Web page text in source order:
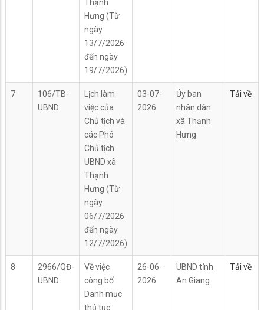
Thạnh
Hưng (Từ
ngày
13/7/2026
đến ngày
19/7/2026)
7
106/TB-
UBND
Lịch làm
việc của
Chủ tịch và
các Phó
Chủ tịch
UBND xã
Thạnh
Hưng (Từ
ngày
06/7/2026
đến ngày
12/7/2026)
03-07-
2026
Ủy ban
nhân dân
xã Thạnh
Hưng
Tải về
8
2966/QĐ-
UBND
Về việc
công bố
Danh mục
thủ tục
26-06-
2026
UBND tỉnh
An Giang
Tải về